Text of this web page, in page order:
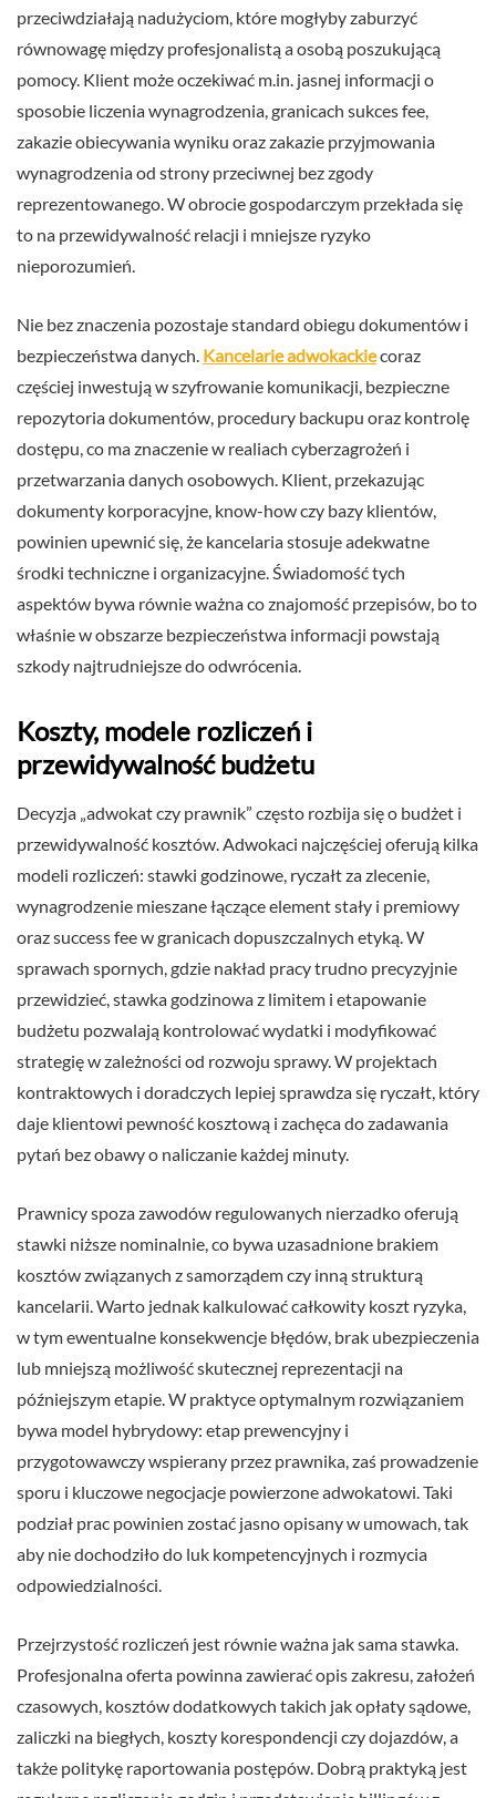
przeciwdziałają nadużyciom, które mogłyby zaburzyć
równowagę między profesjonalistą a osobą poszukującą
pomocy. Klient może oczekiwać m.in. jasnej informacji o
sposobie liczenia wynagrodzenia, granicach sukces fee,
zakazie obiecywania wyniku oraz zakazie przyjmowania
wynagrodzenia od strony przeciwnej bez zgody
reprezentowanego. W obrocie gospodarczym przekłada się
to na przewidywalność relacji i mniejsze ryzyko
nieporozumień.
Nie bez znaczenia pozostaje standard obiegu dokumentów i
bezpieczeństwa danych. Kancelarie adwokackiecoraz
częściej inwestują w szyfrowanie komunikacji, bezpieczne
repozytoria dokumentów, procedury backupu oraz kontrolę
dostępu, co ma znaczenie w realiach cyberzagrożeń i
przetwarzania danych osobowych. Klient, przekazując
dokumenty korporacyjne, know-how czy bazy klientów,
powinien upewnić się, że kancelaria stosuje adekwatne
środki techniczne i organizacyjne. Świadomość tych
aspektów bywa równie ważna co znajomość przepisów, bo to
właśnie w obszarze bezpieczeństwa informacji powstają
szkody najtrudniejsze do odwrócenia.
Koszty, modele rozliczeń i
przewidywalność budżetu
Decyzja „adwokat czy prawnik” często rozbija się o budżet i
przewidywalność kosztów. Adwokaci najczęściej oferują kilka
modeli rozliczeń: stawki godzinowe, ryczałt za zlecenie,
wynagrodzenie mieszane łączące element stały i premiowy
oraz success fee w granicach dopuszczalnych etyką. W
sprawach spornych, gdzie nakład pracy trudno precyzyjnie
przewidzieć, stawka godzinowa z limitem i etapowanie
budżetu pozwalają kontrolować wydatki i modyfikować
strategię w zależności od rozwoju sprawy. W projektach
kontraktowych i doradczych lepiej sprawdza się ryczałt, który
daje klientowi pewność kosztową i zachęca do zadawania
pytań bez obawy o naliczanie każdej minuty.
Prawnicy spoza zawodów regulowanych nierzadko oferują
stawki niższe nominalnie, co bywa uzasadnione brakiem
kosztów związanych z samorządem czy inną strukturą
kancelarii. Warto jednak kalkulować całkowity koszt ryzyka,
w tym ewentualne konsekwencje błędów, brak ubezpieczenia
lub mniejszą możliwość skutecznej reprezentacji na
późniejszym etapie. W praktyce optymalnym rozwiązaniem
bywa model hybrydowy: etap prewencyjny i
przygotowawczy wspierany przez prawnika, zaś prowadzenie
sporu i kluczowe negocjacje powierzone adwokatowi. Taki
podział prac powinien zostać jasno opisany w umowach, tak
aby nie dochodziło do luk kompetencyjnych i rozmycia
odpowiedzialności.
Przejrzystość rozliczeń jest równie ważna jak sama stawka.
Profesjonalna oferta powinna zawierać opis zakresu, założeń
czasowych, kosztów dodatkowych takich jak opłaty sądowe,
zaliczki na biegłych, koszty korespondencji czy dojazdów, a
także politykę raportowania postępów. Dobrą praktyką jest